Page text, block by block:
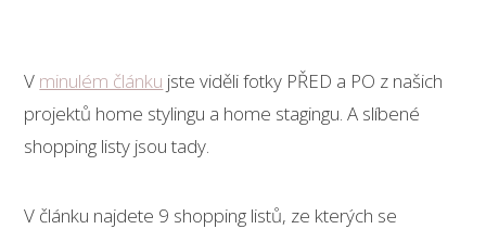
V minulém článku jste viděli fotky PŘED a PO z našich
projektů home stylingu a home stagingu. A slíbené
shopping listy jsou tady.
V článku najdete 9 shopping listů, ze kterých se